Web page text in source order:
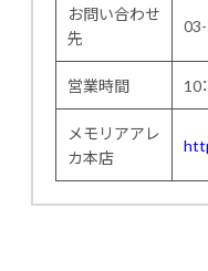
お問い合わせ
先
営業時間 10
メモリアアレ
カ本店